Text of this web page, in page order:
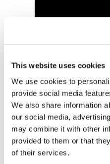
This website uses cookies
We use cookies to
provide social media
We also share information
our social media,
may combine it with other
provided to them or that
of their services.